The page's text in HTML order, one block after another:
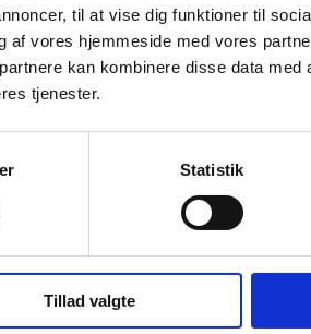
til at vise dig funktioner til
vores hjemmeside med vores
kan kombinere disse data med
tjenester.
Statistik
Tillad valgte